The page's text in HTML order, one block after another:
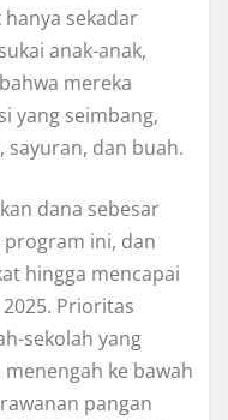
sekadar
anak-anak,
mereka
yang seimbang,
dan buah.
dana sebesar
ini, dan
hingga mencapai
Prioritas
sekolah yang
ke bawah
pangan